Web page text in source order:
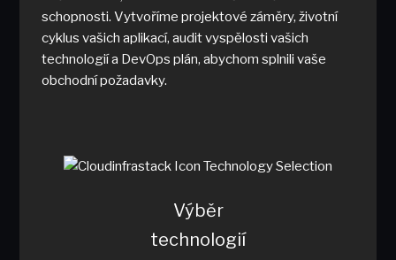
schopnosti. Vytvoříme projektové záměry, životní
cyklus vašich aplikací, audit vyspělosti vašich
technologií a DevOps plán, abychom splnili vaše
obchodní požadavky.
Výběr
technologií